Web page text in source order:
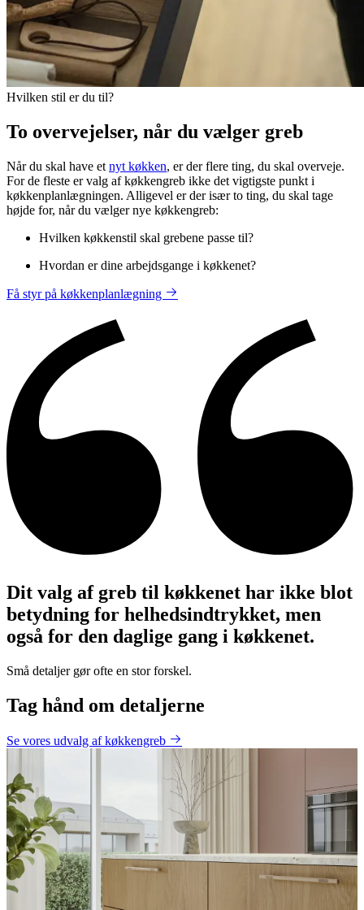
Hvilken stil er du til?
To overvejelser, når du vælger greb
Når du skal have et nyt køkken, er der flere ting, du skal overveje.
For de fleste er valg af køkkengreb ikke det vigtigste punkt i
køkkenplanlægningen. Alligevel er der især to ting, du skal tage
højde for, når du vælger nye køkkengreb:
Hvilken køkkenstil skal grebene passe til?
Hvordan er dine arbejdsgange i køkkenet?
Få styr på køkkenplanlægning
Dit valg af greb til køkkenet har ikke blot
betydning for helhedsindtrykket, men
også for den daglige gang i køkkenet.
Små detaljer gør ofte en stor forskel.
Tag hånd om detaljerne
Se vores udvalg af køkkengreb